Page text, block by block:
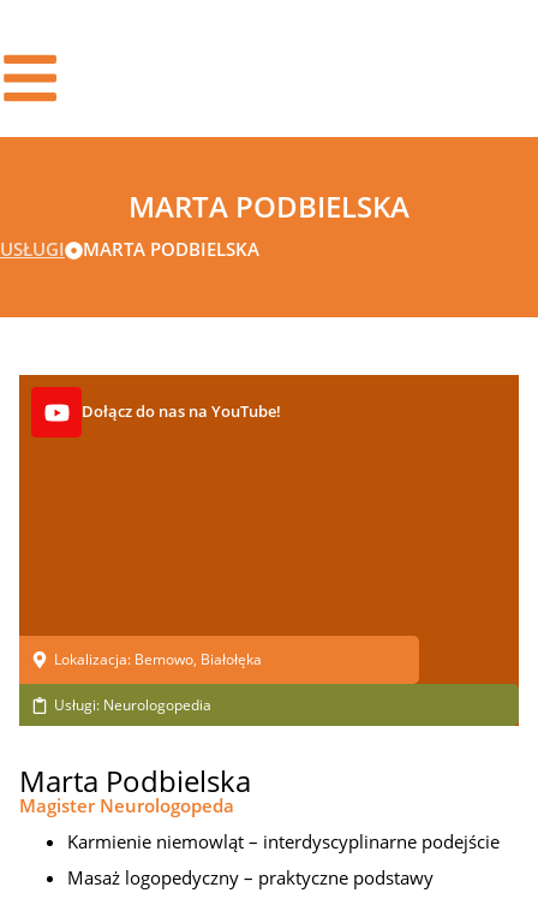
MARTA PODBIELSKA
USŁUGI MARTA PODBIELSKA
Marta Podbielska
Magister Neurologopeda
Karmienie niemowląt – interdyscyplinarne podejście
Masaż logopedyczny – praktyczne podstawy
Dołącz do nas na YouTube!
Lokalizacja: Bemowo, Białołęka
Usługi: Neurologopedia